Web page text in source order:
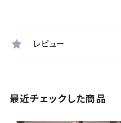
レビュー
最近チェックした商品